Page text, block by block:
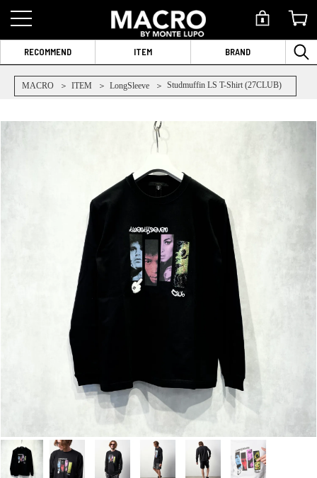
RECOMMEND ITEM BRAND
MACRO ITEM LongSleeve Studmuffin LS T-Shirt (27CLUB)